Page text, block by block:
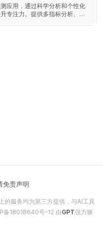
应用，通过科学分析和个性化
专注力。提供多指标分析、健
免责声明
的服务均为第三方提供，与AI工具
备18018640号-12 由GPT强力驱